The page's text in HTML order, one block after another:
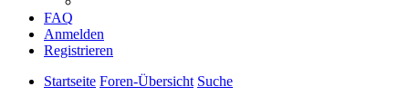
FAQ
Anmelden
Registrieren
Startseite Foren-Übersicht Suche